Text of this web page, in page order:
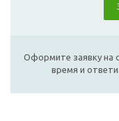
Оформите заявку на
время и